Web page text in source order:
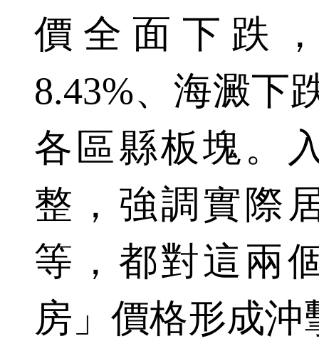
價全面下跌
8.43%、海澱下
各區縣板塊。
整，強調實際
等，都對這兩
房」價格形成沖